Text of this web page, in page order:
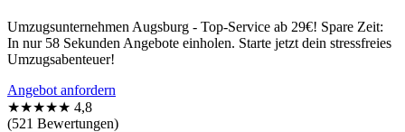
Umzugsunternehmen Augsburg - Top-Service ab 29€! Spare Zeit:
In nur 58 Sekunden Angebote einholen. Starte jetzt dein stressfreies
Umzugsabenteuer!
Angebot anfordern
★★★★★ 4,8
(521 Bewertungen)